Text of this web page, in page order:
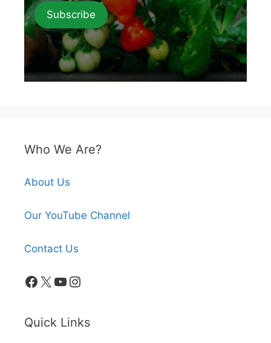
Subscribe
Who We Are?
About Us
Our YouTube Channel
Contact Us
Facebook
X YouTube
Instagram
Quick Links